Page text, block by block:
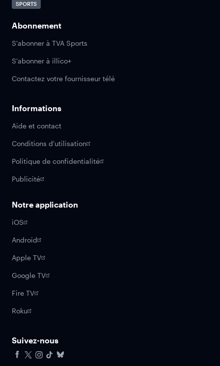
SPORTS
Abonnement
S'abonner à TVA Sports
S'abonner à illico+
Contactez votre fournisseur télé
Informations
Aide et contact
Conditions d'utilisation
Politique de confidentialité
Publicité
Notre application
iOS
Android
Apple TV
Google TV
Fire TV
Roku
Suivez-nous